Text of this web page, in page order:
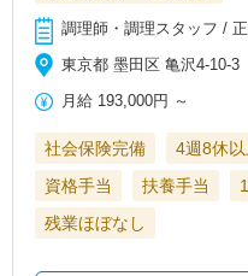
調理師・調理スタッフ /
東京都 墨田区 亀沢4-10-3
月給 193,000円 ～
社会保険完備 4週8休以
資格手当
扶養手当
残業ほぼなし